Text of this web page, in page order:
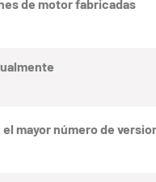
de motor fabricadas
mayor número de